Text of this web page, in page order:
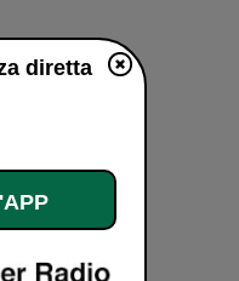
diretta